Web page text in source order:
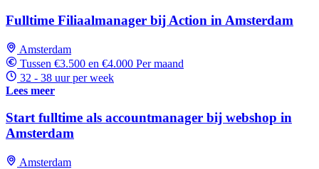
Fulltime Filiaalmanager bij Action in Amsterdam
Amsterdam
Tussen €3.500 en €4.000 Per maand
32 - 38 uur per week
Lees meer
Start fulltime als accountmanager bij webshop in
Amsterdam
Amsterdam